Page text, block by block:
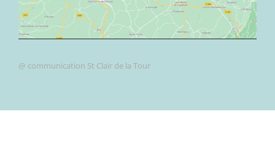
@ communication St Clair de la Tour